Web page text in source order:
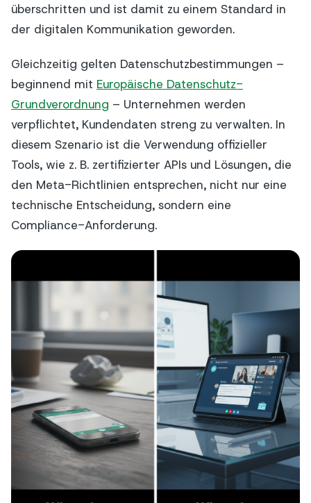
überschritten und ist damit zu einem Standard in
der digitalen Kommunikation geworden.
Gleichzeitig gelten Datenschutzbestimmungen –
beginnend mit Europäische Datenschutz-
Grundverordnung – Unternehmen werden
verpflichtet, Kundendaten streng zu verwalten. In
diesem Szenario ist die Verwendung offizieller
Tools, wie z. B. zertifizierter APIs und Lösungen, die
den Meta-Richtlinien entsprechen, nicht nur eine
technische Entscheidung, sondern eine
Compliance-Anforderung.